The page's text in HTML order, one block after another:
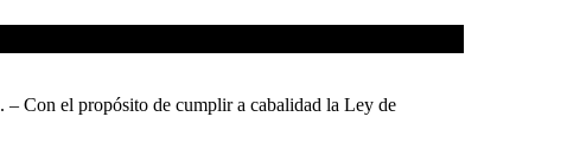
el propósito de cumplir a cabalidad la Ley de